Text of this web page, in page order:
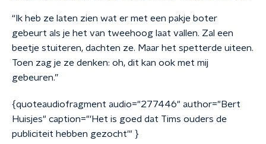
“Ik heb ze laten zien wat er met een pakje boter
gebeurt als je het van tweehoog laat vallen. Zal een
beetje stuiteren, dachten ze. Maar het spetterde uiteen.
Toen zag je ze denken: oh, dit kan ook met mij
gebeuren.”
{quoteaudiofragment audio="277446" author="Bert
Huisjes" caption="'Het is goed dat Tims ouders de
publiciteit hebben gezocht'" }